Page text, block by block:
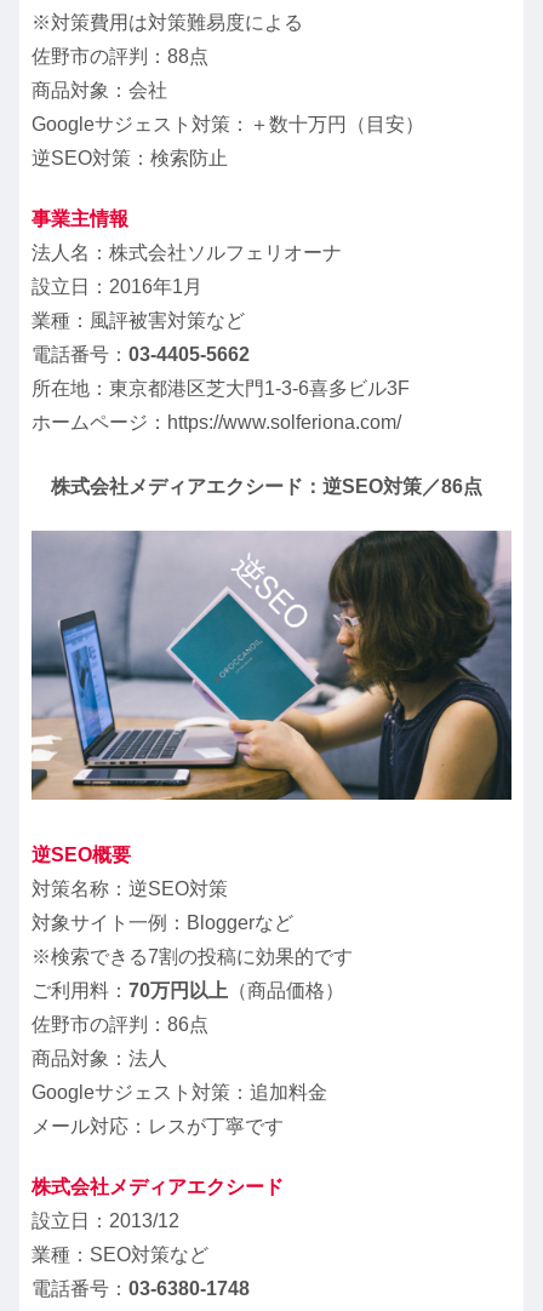
※対策費用は対策難易度による
佐野市の評判：88点
商品対象：会社
Googleサジェスト対策：＋数十万円（目安）
逆SEO対策：検索防止
事業主情報
法人名：株式会社ソルフェリオーナ
設立日：2016年1月
業種：風評被害対策など
電話番号： 03-4405-5662
所在地：東京都港区芝大門1-3-6喜多ビル3F
ホームページ：https://www.solferiona.com/
株式会社メディアエクシード：逆SEO対策／86点
逆SEO概要
対策名称：逆SEO対策
対象サイト一例：Bloggerなど
※検索できる7割の投稿に効果的です
ご利用料： 70万円以上 （商品価格）
佐野市の評判：86点
商品対象：法人
Googleサジェスト対策：追加料金
メール対応：レスが丁寧です
株式会社メディアエクシード
設立日：2013/12
業種：SEO対策など
電話番号： 03-6380-1748